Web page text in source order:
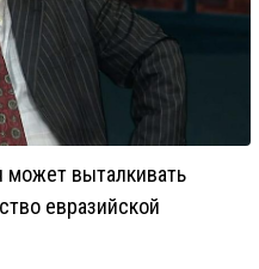
может выталкивать
евразийской